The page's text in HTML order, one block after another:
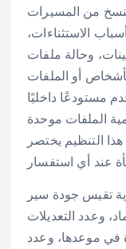
من المسيرات
الاستثناءات،
وحالة ملفات
أو الملفات
مستودعًا داخليًا
الملفات موحدة
التنظيم يختصر
تقيس جودة سير
وعدد التعديلات
في موعدها، وعدد